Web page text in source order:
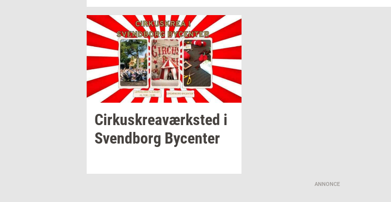
Cir­kuskrea­værk­sted i
Svend­borg By­cen­ter
ANNONCE